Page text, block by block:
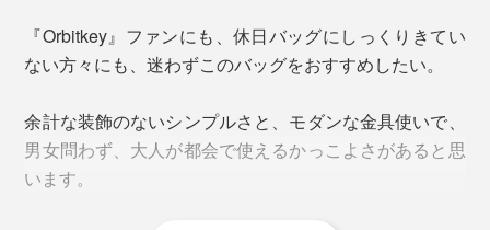
スッキリ見えるもうひとつの理由が、ストラップ。短く
『Orbitkey』ファンにも、休日バッグにしっくりきてい
ない方々にも、迷わずこのバッグをおすすめしたい。
余計な装飾のないシンプルさと、モダンな金具使いで、
男女問わず、大人が都会で使えるかっこよさがあると思
います。